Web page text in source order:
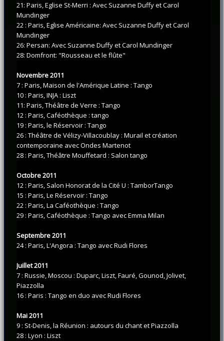
21: Paris, Eglise St-Merri : Avec Suzanne Duffy et Carol
Mundinger
22 : Paris, Eglise Américaine: Avec Suzanne Duffy et Carol
Mundinger
26: Persan: Avec Suzanne Duffy et Carol Mundinger
28: Domfront: "Rousseau et le flûte"
Novembre 2011
7 : Paris, Maison de l'Amérique Latine : Tango
10 : Paris, INJA : Liszt
11: Paris, Théâtre de Verre : Tango
12 : Paris, Caféothèque : tango
19 : Paris, le Réservoir : Tango
26 : Théâtre de Vélizy-Villacoublay : Murail et création
contemporaine avec Ondes Martenot
28 : Paris, Théâtre Mouffetard : Salon tango
Octobre 2011
12 : Paris, Salon Honorat de la Cité U : TamborTango
15 : Paris, Le Réservoir : Tango
22 : Paris, La Caféothèque : Tango
29 : Paris, Caféothèque : Tango avec Emma Milan
Septembre 2011
24 : Paris, L'Angora : Tango avec Rudi Flores
Juillet 2011
7 : Russie, Moscou : Duparc, Liszt, Fauré, Gounod, Jolivet,
Piazzolla
16 : Paris : Tango en duo avec Rudi Flores
Mai 2011
9 : St-Denis, la Réunion : autours du chant et Piazzolla
28 : Lyon : Liszt